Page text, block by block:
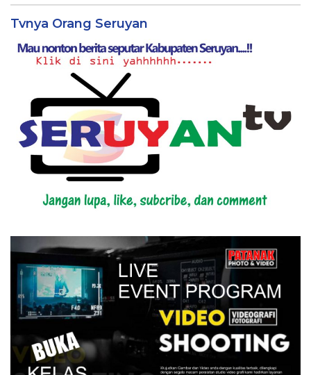
Tvnya Orang Seruyan